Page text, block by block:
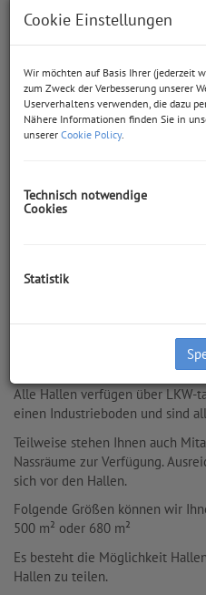
Beschreibung
GEWERBEHALLEN IN
Gewerbes oder als reine
sich im Klagenfurter Stadtteil
Alle Hallen verfügen über LKW-
einen Industrieboden und sind
Teilweise stehen Ihnen auch
Nassräume zur Verfügung.
sich vor den Hallen.
Folgende Größen können wir
500 m² oder 680 m²
Es besteht die Möglichkeit
Hallen zu teilen.
Cookie Einstellungen
Wir möchten auf Basis Ihrer (jederzeit
zum Zweck der Verbesserung unserer
Userverhaltens verwenden, die dazu
Nähere Informationen finden Sie in
unserer Cookie Policy.
Technisch notwendige
Cookies
Statistik